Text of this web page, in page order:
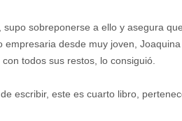
supo sobreponerse a ello y asegura
empresaria desde muy joven,
todos sus restos, lo consiguió.
escribir, este es cuarto libro,